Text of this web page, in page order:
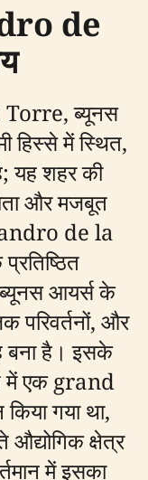
de
ब्यूनस
हिस्से में स्थित,
यह शहर की
और मजबूत
de la
आयर्स के
परिवर्तनों, और
बना है। इसके
में एक grand
गया था,
क्षेत्र
में इसका